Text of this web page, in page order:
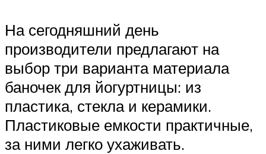
На сегодняшний день
производители предлагают на
выбор три варианта материала
баночек для йогуртницы: из
пластика, стекла и керамики.
Пластиковые емкости практичные,
за ними легко ухаживать.